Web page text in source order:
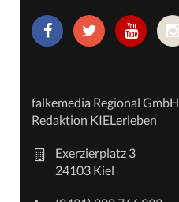
falkemedia Regional GmbH
Redaktion KIELerleben
Exerzierplatz 3
24103 Kiel